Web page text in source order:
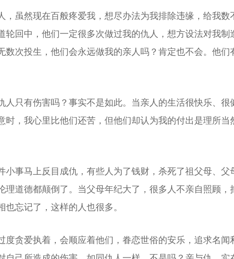
，虽然现在百般疼爱我，想尽办法为我排除违缘，给我
回中，他们一定很多次做过我的仇人，想方设法对我
次投生，他们会永远做我的亲人吗？肯定也不会。他
只有伤害吗？事实不是如此。当亲人的生活很快乐、
，我心里比他们还苦，但他们却认为我的付出是理所
小事马上反目成仇，有些人为了钱财，杀死了祖父母、
道德都颠倒了。当父母年纪大了，很多人不亲自照顾
忘记了，这样的人也很多。
度贪爱执着，会顺应着他们，眷恋世俗的安乐，追求名